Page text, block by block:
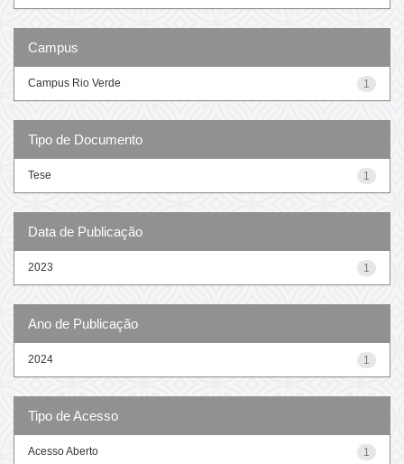
Campus
1
Campus Rio Verde
Tipo de Documento
1
Tese
Data de Publicação
1
2023
Ano de Publicação
1
2024
Tipo de Acesso
1
Acesso Aberto